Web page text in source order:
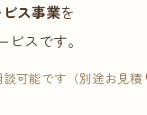
ス事業を
スです。
可能です（別途お見積